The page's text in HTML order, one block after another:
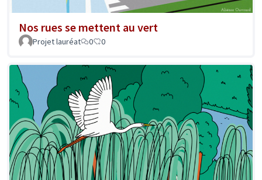
Nos rues se mettent au vert
Projet lauréat 0 0